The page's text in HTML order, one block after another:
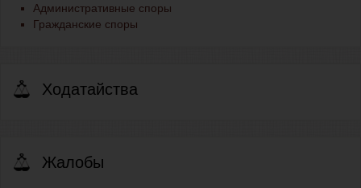
Административные споры
Гражданские споры
Ходатайства
Жалобы